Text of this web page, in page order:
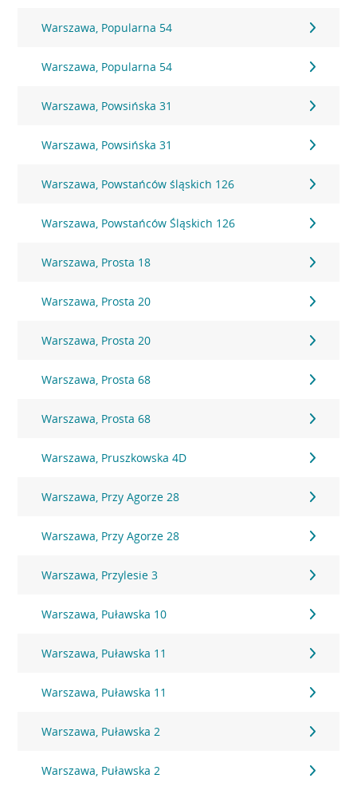
Warszawa, Popularna 54
Warszawa, Popularna 54
Warszawa, Powsińska 31
Warszawa, Powsińska 31
Warszawa, Powstańców śląskich 126
Warszawa, Powstańców Śląskich 126
Warszawa, Prosta 18
Warszawa, Prosta 20
Warszawa, Prosta 20
Warszawa, Prosta 68
Warszawa, Prosta 68
Warszawa, Pruszkowska 4D
Warszawa, Przy Agorze 28
Warszawa, Przy Agorze 28
Warszawa, Przylesie 3
Warszawa, Puławska 10
Warszawa, Puławska 11
Warszawa, Puławska 11
Warszawa, Puławska 2
Warszawa, Puławska 2